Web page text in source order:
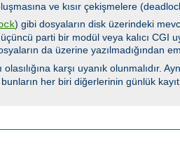
ve kısır çekişmelere
) gibi dosyaların disk üzerindeki
parti bir modül veya kalıcı CGI
da üzerine yazılmadığından
karşı uyanık olunmalıdır.
bunların her biri diğerlerinin günlük